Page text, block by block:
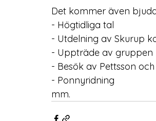
Det kommer även
- Högtidliga tal
- Utdelning av Skurup
- Uppträde av gruppen
- Besök av Pettsson och
- Ponnyridning
mm.